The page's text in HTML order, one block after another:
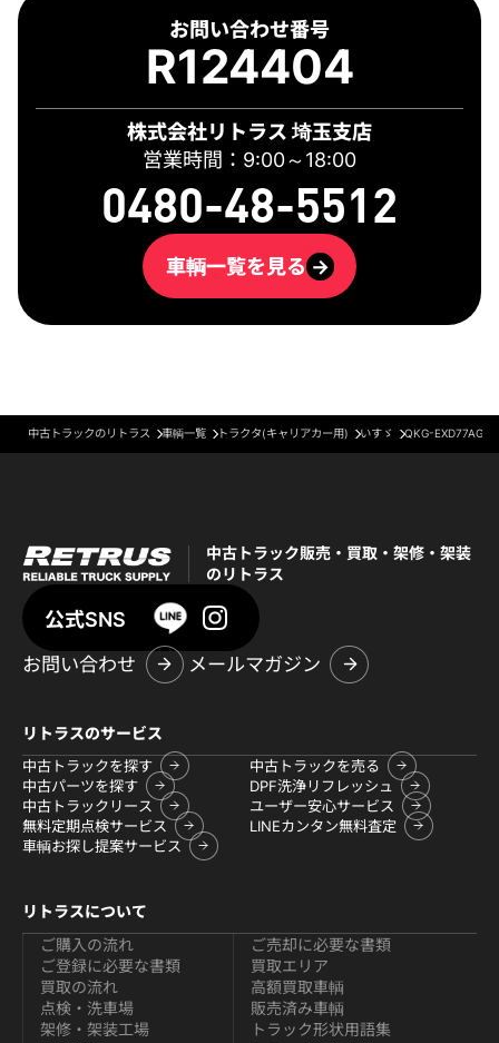
お問い合わせ番号
R124404
株式会社リトラス 埼玉支店
営業時間：9:00～18:00
0480-48-5512
車輌一覧を見る →
中古トラックのリトラス 車輌一覧 トラクタ(キャリアカー用) いすゞ QKG-EXD77AG
中古トラック販売・買取・架修・架装
のリトラス
公式SNS
お問い合わせ
メールマガジン
リトラスのサービス
中古トラックを探す
中古トラックを売る
中古パーツを探す
DPF洗浄リフレッシュ
中古トラックリース
ユーザー安心サービス
無料定期点検サービス
LINEカンタン無料査定
車輌お探し提案サービス
リトラスについて
ご購入の流れ
ご登録に必要な書類
買取の流れ
ご売却に必要な書類
買取エリア
高額買取車輌
点検・洗車場
架修・架装工場
販売済み車輌
トラック形状用語集